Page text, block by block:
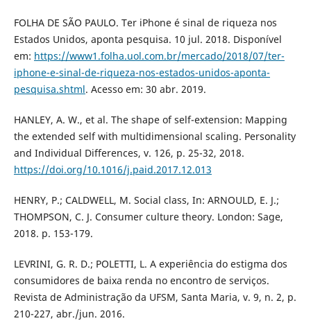
FOLHA DE SÃO PAULO. Ter iPhone é sinal de riqueza nos
Estados Unidos, aponta pesquisa. 10 jul. 2018. Disponível
em: https://www1.folha.uol.com.br/mercado/2018/07/ter-
iphone-e-sinal-de-riqueza-nos-estados-unidos-aponta-
pesquisa.shtml. Acesso em: 30 abr. 2019.
HANLEY, A. W., et al. The shape of self-extension: Mapping
the extended self with multidimensional scaling. Personality
and Individual Differences, v. 126, p. 25-32, 2018.
https://doi.org/10.1016/j.paid.2017.12.013
HENRY, P.; CALDWELL, M. Social class, In: ARNOULD, E. J.;
THOMPSON, C. J. Consumer culture theory. London: Sage,
2018. p. 153-179.
LEVRINI, G. R. D.; POLETTI, L. A experiência do estigma dos
consumidores de baixa renda no encontro de serviços.
Revista de Administração da UFSM, Santa Maria, v. 9, n. 2, p.
210-227, abr./jun. 2016.